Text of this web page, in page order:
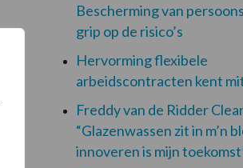
Bescherming van
grip op de risico’s
Hervorming flexibele
arbeidscontracten kent
Freddy van de Ridder
“Glazenwassen zit in m’n
innoveren is mijn